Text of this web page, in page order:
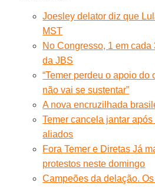
Joesley delator diz que
MST
No Congresso, 1 em
da JBS
“Temer perdeu o apoio
não vai se sustentar”
A nova encruzilhada
Temer cancela jantar
aliados
Fora Temer e Diretas Já
protestos neste domingo
Campeões da delação.